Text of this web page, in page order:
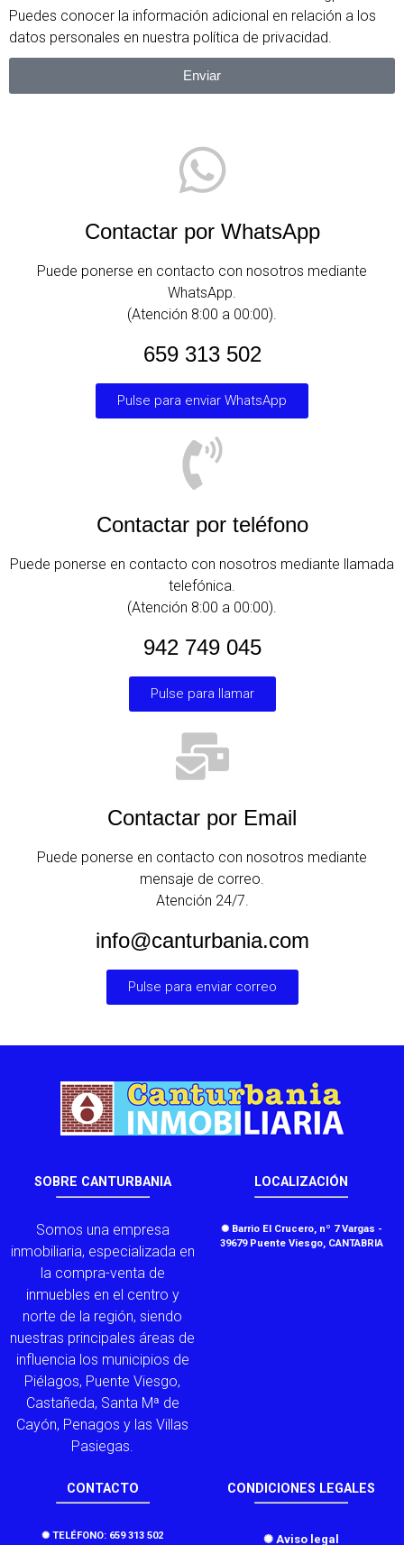
Puedes conocer la información adicional en relación a los
datos personales en nuestra política de privacidad.
Enviar
Contactar por WhatsApp
Puede ponerse en contacto con nosotros mediante
WhatsApp.
(Atención 8:00 a 00:00).
659 313 502
Pulse para enviar WhatsApp
Contactar por teléfono
Puede ponerse en contacto con nosotros mediante llamada
telefónica.
(Atención 8:00 a 00:00).
942 749 045
Pulse para llamar
Contactar por Email
Puede ponerse en contacto con nosotros mediante
mensaje de correo.
Atención 24/7.
info@canturbania.com
Pulse para enviar correo
SOBRE CANTURBANIA
Somos una empresa
inmobiliaria, especializada en
la compra-venta de
inmuebles en el centro y
norte de la región, siendo
nuestras principales áreas de
influencia los municipios de
Piélagos, Puente Viesgo,
Castañeda, Santa Mª de
Cayón, Penagos y las Villas
Pasiegas.
LOCALIZACIÓN
✺ Barrio El Crucero, nº 7 Vargas -
39679 Puente Viesgo, CANTABRIA
CONTACTO
✺ TELÉFONO: 659 313 502
CONDICIONES LEGALES
✺ Aviso legal